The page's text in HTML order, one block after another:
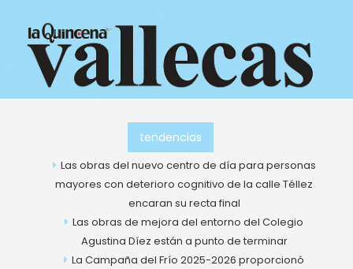
contenido
tendencias
Las obras del nuevo centro de día para personas
mayores con deterioro cognitivo de la calle Téllez
encaran su recta final
Las obras de mejora del entorno del Colegio
Agustina Díez están a punto de terminar
La Campaña del Frío 2025-2026 proporcionó